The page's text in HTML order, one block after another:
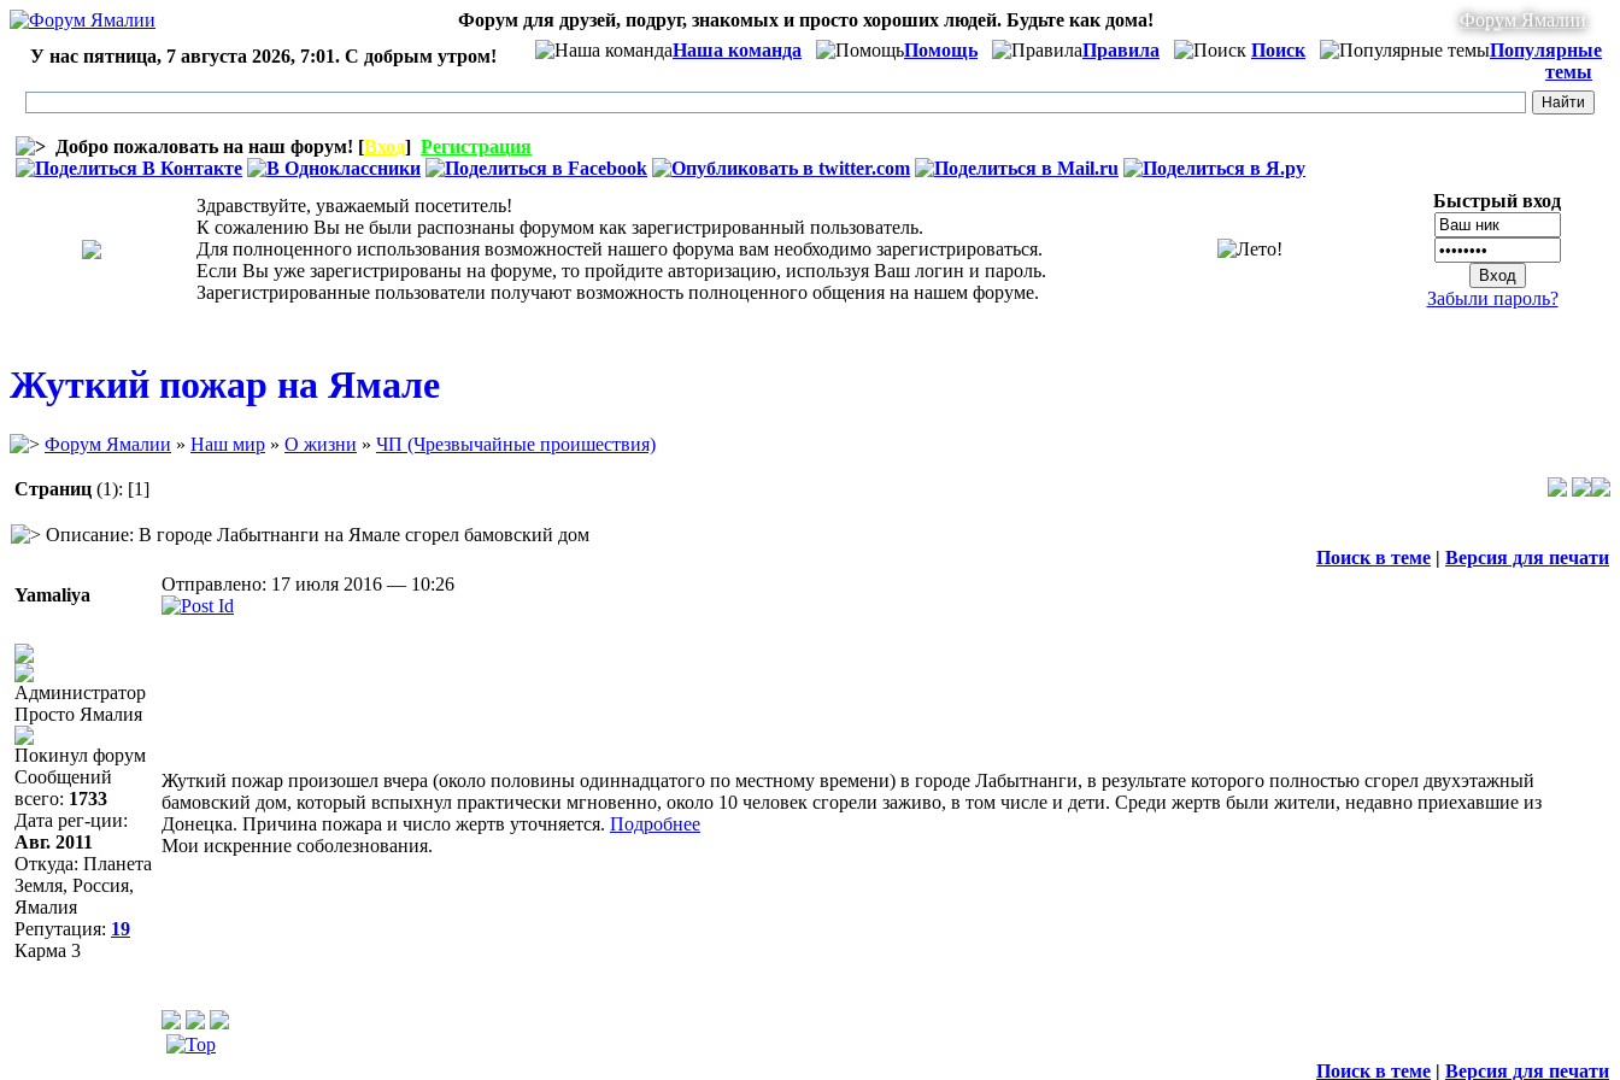
Форум для друзей, подруг, знакомых и просто хороших людей. Будьте как дома!
Форум Ямалии
У нас пятница, 7 августа 2026, 7:01. С добрым утром!
Наша команда Помощь Правила Поиск
Популярные
темы
Добро пожаловать на наш форум! [Вход] Регистрация
Здравствуйте, уважаемый посетитель!
К сожалению Вы не были распознаны форумом как зарегистрированный пользователь.
Для полноценного использования возможностей нашего форума вам необходимо зарегистрироваться.
Если Вы уже зарегистрированы на форуме, то пройдите авторизацию, используя Ваш логин и пароль.
Зарегистрированные пользователи получают возможность полноценного общения на нашем форуме.
Быстрый вход
Забыли пароль?
Жуткий пожар на Ямале
Форум Ямалии » Наш мир » О жизни » ЧП (Чрезвычайные проишествия)
Страниц (1): [1]
Описание: В городе Лабытнанги на Ямале сгорел бамовский дом
Поиск в теме | Версия для печати
Yamaliya
Отправлено: 17 июля 2016 — 10:26
Просто Ямалия
Покинул форум
Сообщений
всего: 1733
Дата рег-ции:
Авг. 2011
Откуда: Планета
Земля, Россия,
Ямалия
Репутация: 19
Карма 3
Жуткий пожар произошел вчера (около половины одиннадцатого по местному времени) в городе Лабытнанги, в результате которого полностью сгорел двухэтажный
бамовский дом, который вспыхнул практически мгновенно, около 10 человек сгорели заживо, в том числе и дети. Среди жертв были жители, недавно приехавшие из
Донецка. Причина пожара и число жертв уточняется. Подробнее
Мои искренние соболезнования.
Поиск в теме | Версия для печати